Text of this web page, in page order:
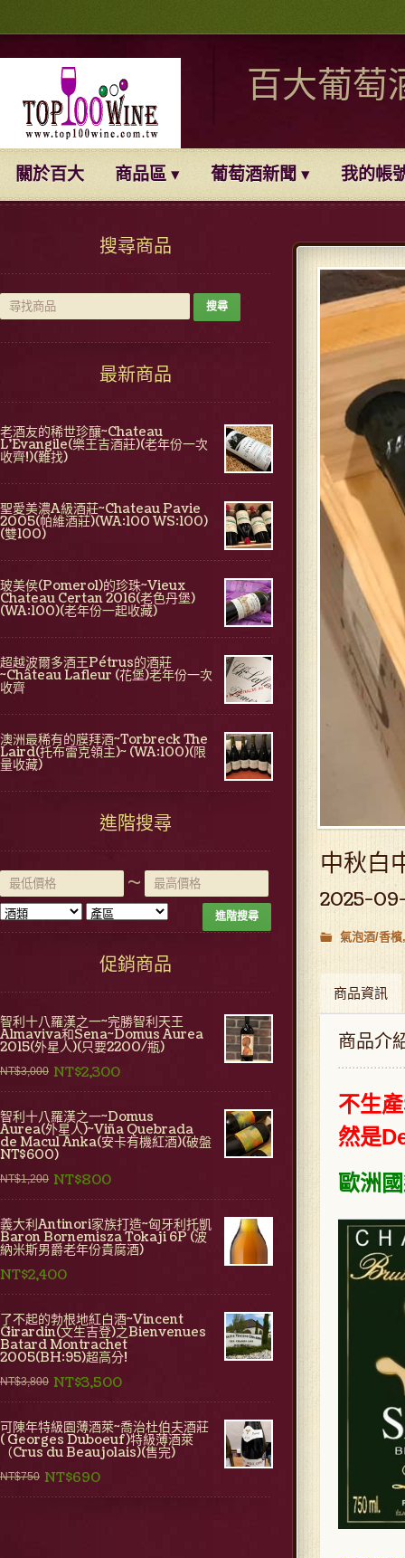
百大葡萄
關於百大 商品區 葡萄酒新聞 我的帳
搜尋商品
最新商品
老酒友的稀世珍釀~Chateau
L'Evangile(樂王吉酒莊)(老年份一次
收齊!)(難找)
聖愛美濃A級酒莊~Chateau Pavie
2005(帕維酒莊)(WA:100 WS:100)
(雙100)
玻美侯(Pomerol)的珍珠~Vieux
Chateau Certan 2016(老色丹堡)
(WA:100)(老年份一起收藏)
超越波爾多酒王Pétrus的酒莊
~Château Lafleur (花堡)老年份一次
收齊
澳洲最稀有的膜拜酒~Torbreck The
Laird(托布雷克領主)~ (WA:100)(限
量收藏)
進階搜尋
~
進階搜尋
促銷商品
智利十八羅漢之一~完勝智利天王
Almaviva和Sena~Domus Aurea
2015(外星人)(只要2200/瓶)
NT$3,000 NT$2,300
智利十八羅漢之一~Domus
Aurea(外星人)~Viña Quebrada
de Macul Anka(安卡有機紅酒)(破盤
NT$600)
NT$1,200 NT$800
義大利Antinori家族打造~匈牙利托凱
Baron Bornemisza Tokaji 6P (波
納米斯男爵老年份貴腐酒)
NT$2,400
了不起的勃根地紅白酒~Vincent
Girardin(文生吉登)之Bienvenues
Batard Montrachet
2005(BH:95)超高分!
NT$3,800 NT$3,500
可陳年特級園薄酒萊~喬治杜伯夫酒莊
( Georges Duboeuf)特級薄酒萊
（Crus du Beaujolais)(售完)
NT$750 NT$690
中秋白
2025-
氣泡酒/香檳
商品資訊
商品介
不生
然是
歐洲